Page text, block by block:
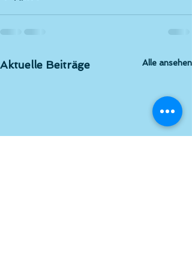
Aktuelle Beiträge Alle ansehen